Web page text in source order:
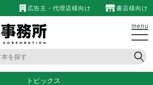
広告主・代理店様向け 書店様向け
menu
トピックス